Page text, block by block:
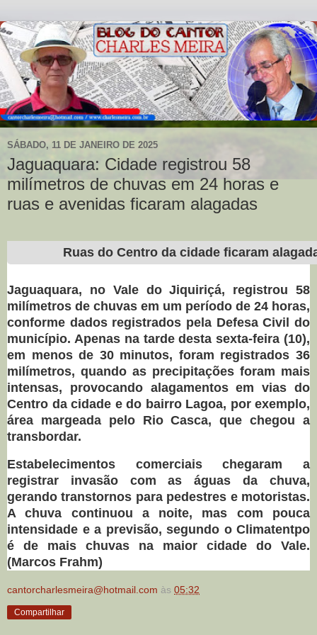
SÁBADO, 11 DE JANEIRO DE 2025
Jaguaquara: Cidade registrou 58
milímetros de chuvas em 24 horas e
ruas e avenidas ficaram alagadas
Ruas do Centro da cidade ficaram
Jaguaquara, no Vale do Jiquiriçá, registrou 58
milímetros de chuvas em um período de 24 horas,
conforme dados registrados pela Defesa Civil do
município. Apenas na tarde desta sexta-feira (10),
em menos de 30 minutos, foram registrados 36
milímetros, quando as precipitações foram mais
intensas, provocando alagamentos em vias do
Centro da cidade e do bairro Lagoa, por exemplo,
área margeada pelo Rio Casca, que chegou a
transbordar.
Estabelecimentos comerciais chegaram a
registrar invasão com as águas da chuva,
gerando transtornos para pedestres e motoristas.
A chuva continuou a noite, mas com pouca
intensidade e a previsão, segundo o Climatentpo
é de mais chuvas na maior cidade do Vale.
(Marcos Frahm)
cantorcharlesmeira@hotmail.com às 05:32
Compartilhar